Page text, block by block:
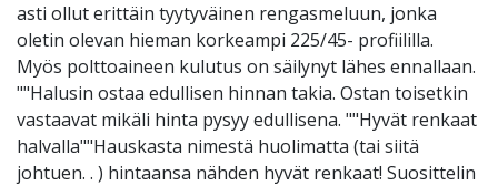
asti ollut erittäin tyytyväinen rengasmeluun, jonka
oletin olevan hieman korkeampi 225/45- profiililla.
Myös polttoaineen kulutus on säilynyt lähes ennallaan.
""Halusin ostaa edullisen hinnan takia. Ostan toisetkin
vastaavat mikäli hinta pysyy edullisena. ""Hyvät renkaat
halvalla""Hauskasta nimestä huolimatta (tai siitä
johtuen. . ) hintaansa nähden hyvät renkaat! Suosittelin